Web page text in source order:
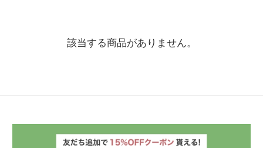
該当する商品がありません。